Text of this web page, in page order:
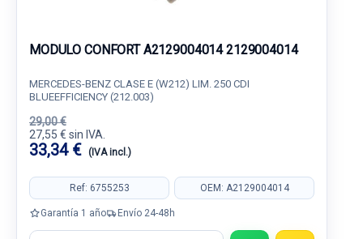
MODULO CONFORT A2129004014 2129004014
MERCEDES-BENZ CLASE E (W212) LIM. 250 CDI
BLUEEFFICIENCY (212.003)
29,00 €
27,55 € sin IVA.
33,34 € (IVA incl.)
Ref: 6755253 OEM: A2129004014
Garantía 1 año Envío 24-48h